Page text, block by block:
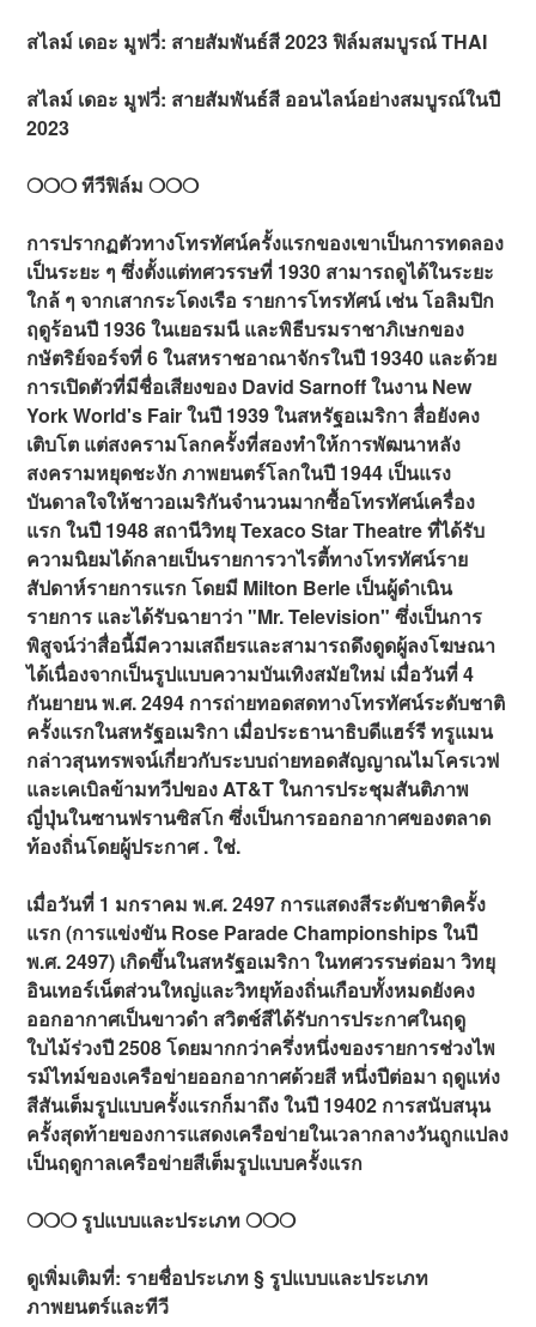
สไลม์ เดอะ มูฟวี่: สายสัมพันธ์สี 2023 ฟิล์มสมบูรณ์ THAI
สไลม์ เดอะ มูฟวี่: สายสัมพันธ์สี ออนไลน์อย่างสมบูรณ์ในปี
2023
❍❍❍ ทีวีฟิล์ม ❍❍❍
การปรากฏตัวทางโทรทัศน์ครั้งแรกของเขาเป็นการทดลอง
เป็นระยะ ๆ ซึ่งตั้งแต่ทศวรรษที่ 1930 สามารถดูได้ในระยะ
ใกล้ ๆ จากเสากระโดงเรือ รายการโทรทัศน์ เช่น โอลิมปิก
ฤดูร้อนปี 1936 ในเยอรมนี และพิธีบรมราชาภิเษกของ
กษัตริย์จอร์จที่ 6 ในสหราชอาณาจักรในปี 19340 และด้วย
การเปิดตัวที่มีชื่อเสียงของ David Sarnoff ในงาน New
York World's Fair ในปี 1939 ในสหรัฐอเมริกา สื่อยังคง
เติบโต แต่สงครามโลกครั้งที่สองทำให้การพัฒนาหลัง
สงครามหยุดชะงัก ภาพยนตร์โลกในปี 1944 เป็นแรง
บันดาลใจให้ชาวอเมริกันจำนวนมากซื้อโทรทัศน์เครื่อง
แรก ในปี 1948 สถานีวิทยุ Texaco Star Theatre ที่ได้รับ
ความนิยมได้กลายเป็นรายการวาไรตี้ทางโทรทัศน์ราย
สัปดาห์รายการแรก โดยมี Milton Berle เป็นผู้ดำเนิน
รายการ และได้รับฉายาว่า "Mr. Television" ซึ่งเป็นการ
พิสูจน์ว่าสื่อนี้มีความเสถียรและสามารถดึงดูดผู้ลงโฆษณา
ได้เนื่องจากเป็นรูปแบบความบันเทิงสมัยใหม่ เมื่อวันที่ 4
กันยายน พ.ศ. 2494 การถ่ายทอดสดทางโทรทัศน์ระดับชาติ
ครั้งแรกในสหรัฐอเมริกา เมื่อประธานาธิบดีแฮร์รี ทรูแมน
กล่าวสุนทรพจน์เกี่ยวกับระบบถ่ายทอดสัญญาณไมโครเวฟ
และเคเบิลข้ามทวีปของ AT&T ในการประชุมสันติภาพ
ญี่ปุ่นในซานฟรานซิสโก ซึ่งเป็นการออกอากาศของตลาด
ท้องถิ่นโดยผู้ประกาศ . ใช่.
เมื่อวันที่ 1 มกราคม พ.ศ. 2497 การแสดงสีระดับชาติครั้ง
แรก (การแข่งขัน Rose Parade Championships ในปี
พ.ศ. 2497) เกิดขึ้นในสหรัฐอเมริกา ในทศวรรษต่อมา วิทยุ
อินเทอร์เน็ตส่วนใหญ่และวิทยุท้องถิ่นเกือบทั้งหมดยังคง
ออกอากาศเป็นขาวดำ สวิตช์สีได้รับการประกาศในฤดู
ใบไม้ร่วงปี 2508 โดยมากกว่าครึ่งหนึ่งของรายการช่วงไพ
รม์ไทม์ของเครือข่ายออกอากาศด้วยสี หนึ่งปีต่อมา ฤดูแห่ง
สีสันเต็มรูปแบบครั้งแรกก็มาถึง ในปี 19402 การสนับสนุน
ครั้งสุดท้ายของการแสดงเครือข่ายในเวลากลางวันถูกแปลง
เป็นฤดูกาลเครือข่ายสีเต็มรูปแบบครั้งแรก
❍❍❍ รูปแบบและประเภท ❍❍❍
ดูเพิ่มเติมที่: รายชื่อประเภท § รูปแบบและประเภท
ภาพยนตร์และทีวี